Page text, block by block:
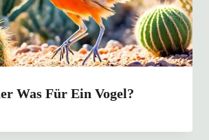
Was Für Ein Vogel?